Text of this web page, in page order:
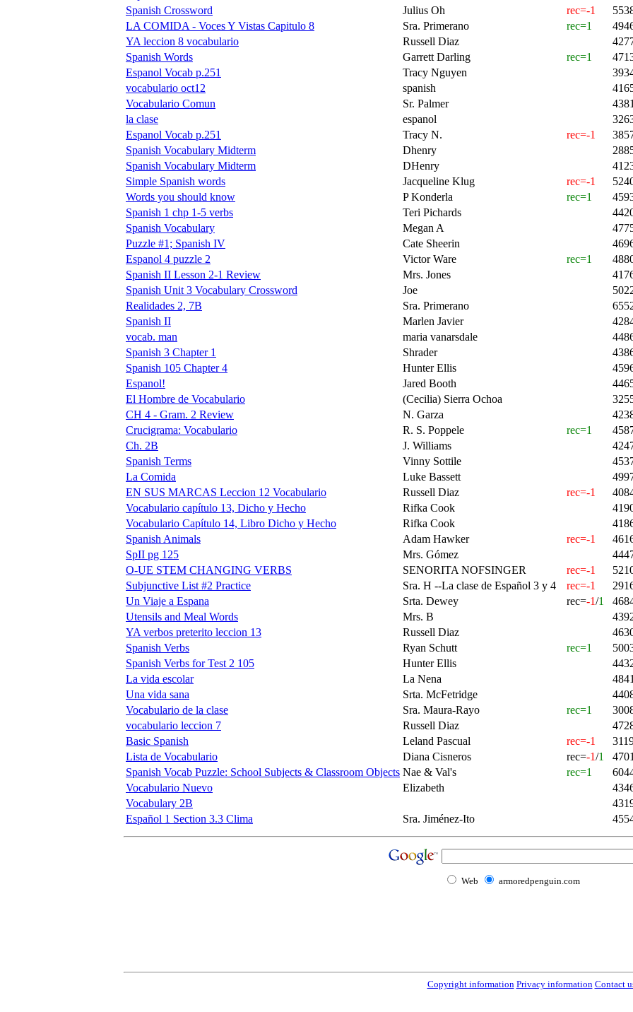
Spanish Crossword
Julius Oh rec=-1
LA COMIDA - Voces Y Vistas Capitulo 8
Sra. Primerano rec=1
YA leccion 8 vocabulario
Russell Diaz
Spanish Words
Garrett Darling rec=1
Espanol Vocab p.251
Tracy Nguyen
vocabulario oct12
spanish
Vocabulario Comun
Sr. Palmer
4381
la clase
espanol
Espanol Vocab p.251
Tracy N. rec=-1
Spanish Vocabulary Midterm
Dhenry
Spanish Vocabulary Midterm
DHenry
Simple Spanish words
Jacqueline Klug rec=-1
Words you should know
P Konderla rec=1
Spanish 1 chp 1-5 verbs
Teri Pichards
Spanish Vocabulary
Megan A
Puzzle #1; Spanish IV
Cate Sheerin
Espanol 4 puzzle 2
Victor Ware rec=1
Spanish II Lesson 2-1 Review
Mrs. Jones
Spanish Unit 3 Vocabulary Crossword
Joe
Realidades 2, 7B
Sra. Primerano
Spanish II
Marlen Javier
vocab. man
maria vanarsdale
Spanish 3 Chapter 1
Shrader
Spanish 105 Chapter 4
Hunter Ellis
Espanol!
Jared Booth
El Hombre de Vocabulario
(Cecilia) Sierra Ochoa
CH 4 - Gram. 2 Review
N. Garza
Crucigrama: Vocabulario
R. S. Poppele rec=1
Ch. 2B
J. Williams
Spanish Terms
Vinny Sottile
La Comida
Luke Bassett
EN SUS MARCAS Leccion 12 Vocabulario
Russell Diaz rec=-1
Vocabulario capítulo 13, Dicho y Hecho
Rifka Cook
Vocabulario Capítulo 14, Libro Dicho y Hecho
Rifka Cook
Spanish Animals
Adam Hawker rec=-1
SpII pg 125
Mrs. Gómez
O-UE STEM CHANGING VERBS
SENORITA NOFSINGER rec=-1
Subjunctive List #2 Practice
Sra. H --La clase de Español 3 y 4 rec=-1
Un Viaje a Espana
Srta. Dewey rec=-1/1
Utensils and Meal Words
Mrs. B
YA verbos preterito leccion 13
Russell Diaz
Spanish Verbs
Ryan Schutt rec=1
Spanish Verbs for Test 2 105
Hunter Ellis
La vida escolar
La Nena
4841
Una vida sana
Srta. McFetridge
Vocabulario de la clase
Sra. Maura-Rayo rec=1
vocabulario leccion 7
Russell Diaz
Basic Spanish
Leland Pascual rec=-1
Lista de Vocabulario
Diana Cisneros rec=-1/1
4701
Spanish Vocab Puzzle: School Subjects & Classroom Objects Nae & Val's rec=1
Vocabulario Nuevo
Elizabeth
Vocabulary 2B
Español 1 Section 3.3 Clima
Sra. Jiménez-Ito
Web armoredpenguin.com
Copyright information Privacy information Contact